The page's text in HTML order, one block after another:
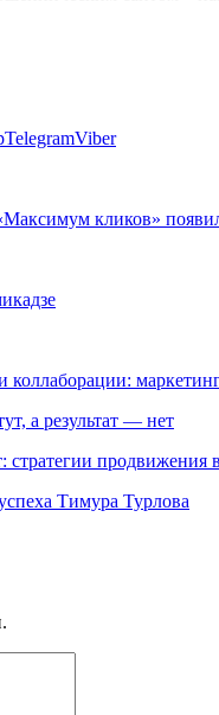
TelegramViber
кликов»
а результат — нет
стратегии
Тимура Турлова